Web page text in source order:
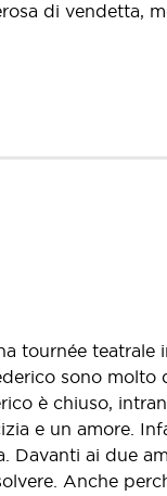
di vendetta,
tournée teatrale
sono molto
è chiuso,
e un amore.
Davanti ai due
Anche